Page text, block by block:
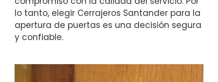
lo tanto, elegir Cerrajeros Santander para la
apertura de puertas es una decisión segura
y confiable.